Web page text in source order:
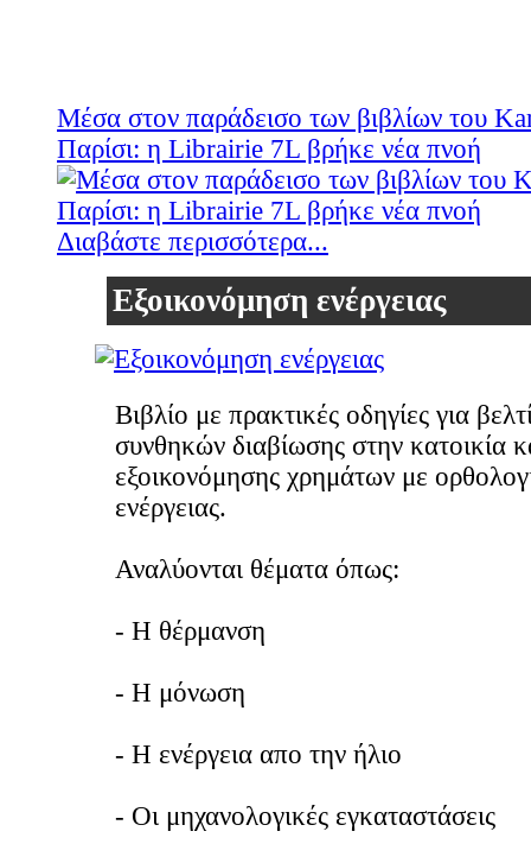
Μέσα στον παράδεισο των βιβλίων του
Παρίσι: η Librairie 7L βρήκε νέα πνοή
Διαβάστε περισσότερα...
Εξοικονόμηση ενέργειας
Βιβλίο με πρακτικές οδηγίες για
συνθηκών διαβίωσης στην κατοικία
εξοικονόμησης χρημάτων με
ενέργειας.
Αναλύονται θέματα όπως:
- Η θέρμανση
- Η μόνωση
- Η ενέργεια απο την ήλιο
- Οι μηχανολογικές εγκαταστάσεις